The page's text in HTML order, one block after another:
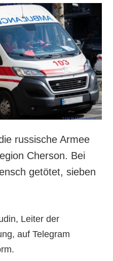
russische Armee
Cherson. Bei
getötet, sieben
Leiter der
auf Telegram